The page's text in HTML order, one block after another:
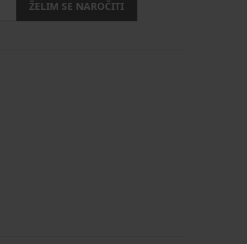
ŽELIM SE NAROČITI